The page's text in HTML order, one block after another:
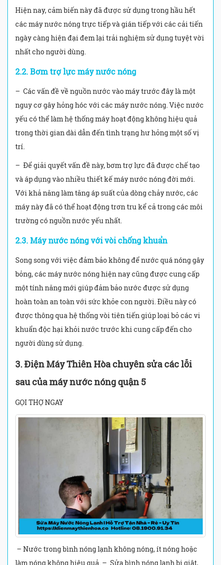
Hiện nay, cảm biến này đã được sử dụng trong hầu hết
các máy nước nóng trực tiếp và gián tiếp với các cải tiến
ngày càng hiện đại đem lại trải nghiệm sử dụng tuyệt vời
nhất cho người dùng.
2.2. Bơm trợ lực máy nước nóng
– Các vấn đề về nguồn nước vào máy trước đây là một
nguy cơ gây hỏng hóc với các máy nước nóng. Việc nước
yếu có thể làm hệ thống máy hoạt động không hiệu quả
trong thời gian dài dẫn đến tình trạng hư hỏng một số vị
trí.
– Để giải quyết vấn đề này, bơm trợ lực đã được chế tạo
và áp dụng vào nhiều thiết kế máy nước nóng đời mới.
Với khả năng làm tăng áp suất của dòng chảy nước, các
máy này đã có thể hoạt động trơn tru kể cả trong các môi
trường có nguồn nước yếu nhất.
2.3. Máy nước nóng với vòi chống khuẩn
Song song với việc đảm bảo không để nước quá nóng gây
bỏng, các máy nước nóng hiện nay cũng được cung cấp
một tính năng mới giúp đảm bảo nước được sử dụng
hoàn toàn an toàn với sức khỏe con người. Điều này có
được thông qua hệ thống vòi tiên tiến giúp loại bỏ các vi
khuẩn độc hại khỏi nước trước khi cung cấp đến cho
người dùng sử dụng.
3. Điện Máy Thiên Hòa chuyên sửa các lỗi
sau của máy nước nóng quận 5
GỌI THỢ NGAY
– Nước trong bình nóng lạnh không nóng, ít nóng hoặc
làm nóng không hiệu quả. – Sửa bình nóng lạnh bị giật,